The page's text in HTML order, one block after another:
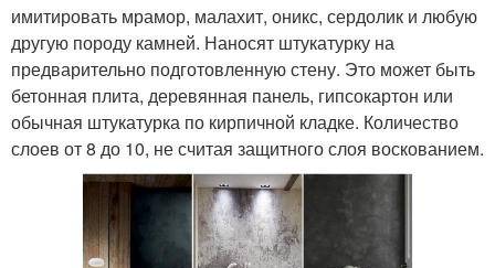
имитировать мрамор, малахит, оникс, сердолик и любую
другую породу камней. Наносят штукатурку на
предварительно подготовленную стену. Это может быть
бетонная плита, деревянная панель, гипсокартон или
обычная штукатурка по кирпичной кладке. Количество
слоев от 8 до 10, не считая защитного слоя воскованием.